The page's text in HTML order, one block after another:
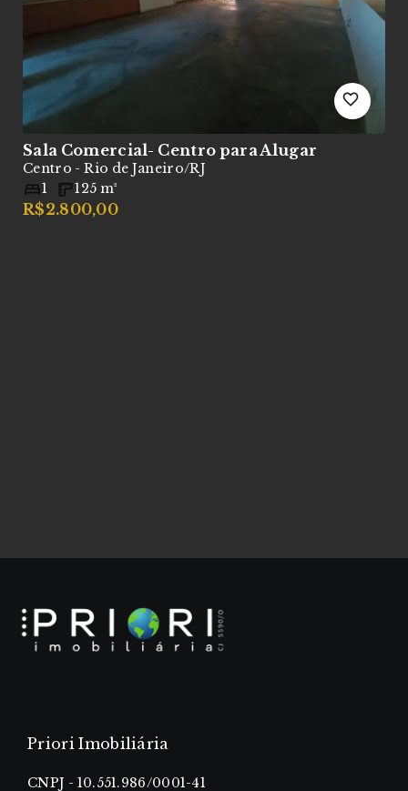
Sala Comercial- Centro para Alugar
Centro - Rio de Janeiro/RJ
1
125 m²
R$2.800,00
Priori Imobiliária
CNPJ - 10.551.986/0001-41